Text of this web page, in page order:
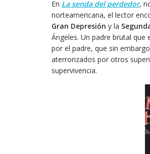
En La senda del perdedor,
norteamericana, el lector
Gran Depresión y la
Ángeles. Un padre brutal
por el padre, que sin
aterrorizados por otros
supervivencia.